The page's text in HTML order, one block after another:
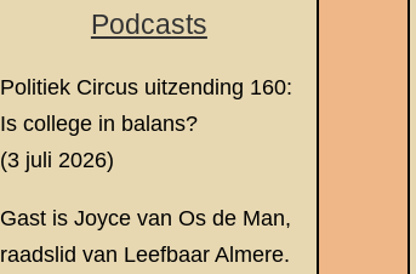
Podcasts
Politiek Circus uitzending 160:
Is college in balans?
(3 juli 2026)
Gast is Joyce van Os de Man,
raadslid van Leefbaar Almere.